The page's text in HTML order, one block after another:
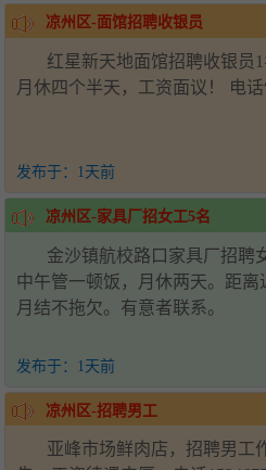
凉州区-面馆招聘收银员
红星新天地面馆招聘收银员
月休四个半天，工资面议！ 电
发布于： 1天前
凉州区-家具厂招女工5名
金沙镇航校路口家具厂招聘
中午管一顿饭，月休两天。距
月结不拖欠。有意者联系。
发布于： 1天前
凉州区-招聘男工
亚峰市场鲜肉店，招聘男工